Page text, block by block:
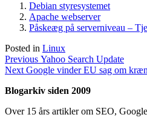
Debian styresystemet
Apache webserver
Påskeæg på serverniveau –
Posted in Linux
Indlægsnavigation
Previous Previous
post:
Yahoo Search Update
Next Next
Google vinder EU sag om
Blogarkiv siden 2009
Over 15 års artikler om SEO,